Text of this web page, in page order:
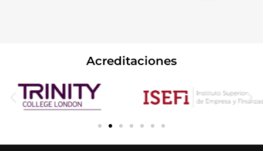
Acreditaciones